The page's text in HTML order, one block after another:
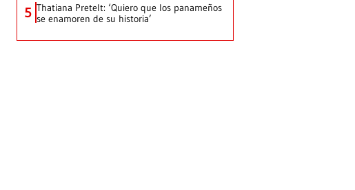
5 Thatiana Pretelt: ‘Quiero que los panameños
se enamoren de su historia’